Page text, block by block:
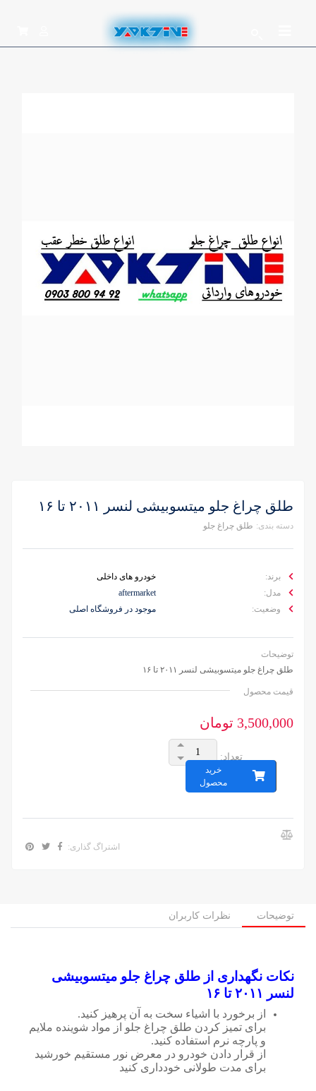
طلق چراغ جلو میتسوبیشی لنسر ۲۰۱۱ تا ۱۶
دسته بندی: طلق چراغ جلو
برند:
خودرو های داخلی
مدل:
aftermarket
وضعیت:
موجود در فروشگاه اصلی
توضیحات
طلق چراغ جلو میتسوبیشی لنسر ۲۰۱۱ تا ۱۶
قیمت محصول
3,500,000 تومان
تعداد:
خرید
محصول
اشتراگ گذاری:
توضیحات نظرات کاربران
نکات نگهداری از طلق چراغ جلو میتسوبیشی
لنسر ۲۰۱۱ تا ۱۶
از برخورد با اشیاء سخت به آن پرهیز کنید.
برای تمیز کردن طلق چراغ جلو از مواد شوینده ملایم
و پارچه نرم استفاده کنید.
از قرار دادن خودرو در معرض نور مستقیم خورشید
برای مدت طولانی خودداری کنید